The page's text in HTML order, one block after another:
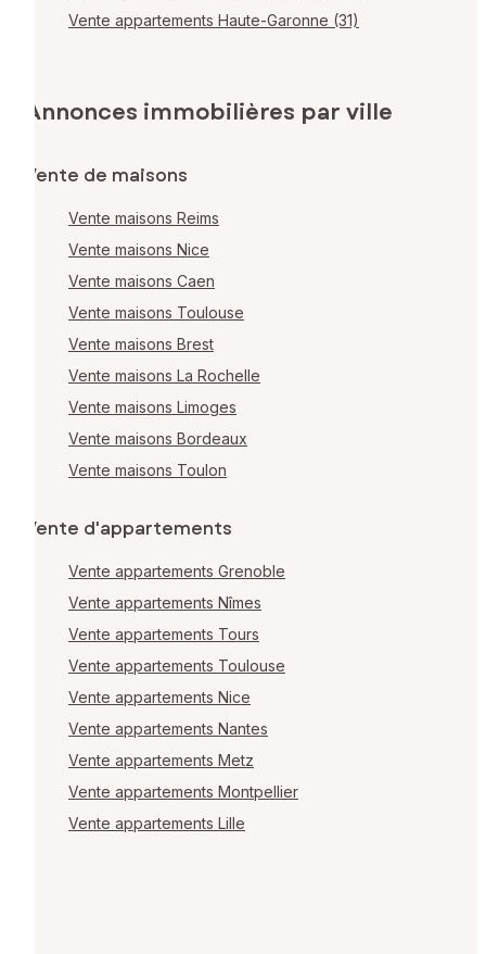
Vente appartements Haute-Garonne (31)
Annonces immobilières par ville
Vente de maisons
Vente maisons Reims
Vente maisons Nice
Vente maisons Caen
Vente maisons Toulouse
Vente maisons Brest
Vente maisons La Rochelle
Vente maisons Limoges
Vente maisons Bordeaux
Vente maisons Toulon
Vente d'appartements
Vente appartements Grenoble
Vente appartements Nîmes
Vente appartements Tours
Vente appartements Toulouse
Vente appartements Nice
Vente appartements Nantes
Vente appartements Metz
Vente appartements Montpellier
Vente appartements Lille